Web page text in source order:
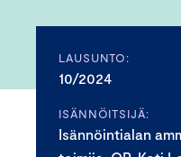
LAUSUNTO:
10/2024
ISÄNNÖITSIJÄ:
Isännöintialan